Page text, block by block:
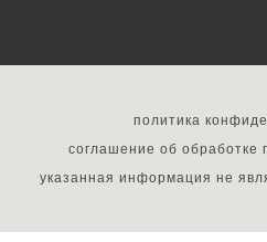
политика
соглашение об обработке
указанная информация не